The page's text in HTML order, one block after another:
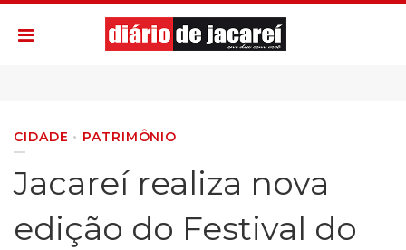
CIDADE PATRIMÔNIO
Jacareí realiza nova
edição do Festival do